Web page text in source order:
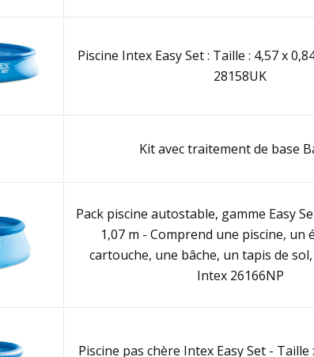
Piscine Intex Easy Set : Taille : 4,57 x
28158UK
Kit avec traitement de base
Pack piscine autostable, gamme Easy
1,07 m - Comprend une piscine, un
cartouche, une bâche, un tapis de
Intex 26166NP
Piscine pas chère Intex Easy Set - Taille